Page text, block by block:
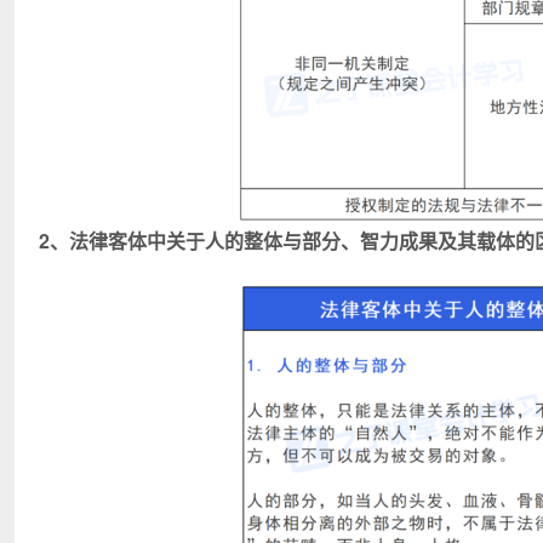
2、法律客体中关于人的整体与部分、智力成果及其载体的